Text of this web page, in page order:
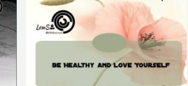
Tanah
Gaza